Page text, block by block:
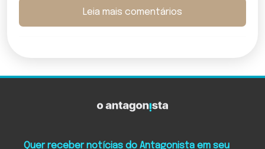
Leia mais comentários
Quer receber notícias do Antagonista em seu